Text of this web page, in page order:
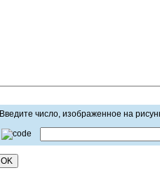
Введите число, изображенное на